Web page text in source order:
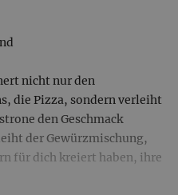
nicht nur den
die Pizza, sondern verleiht
den Geschmack
der Gewürzmischung,
für dich kreiert haben, ihre